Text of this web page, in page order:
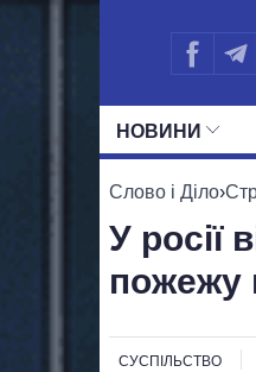
НОВИНИ
Слово і Діло›
У росії
пожежу
СУСПІЛЬСТВО